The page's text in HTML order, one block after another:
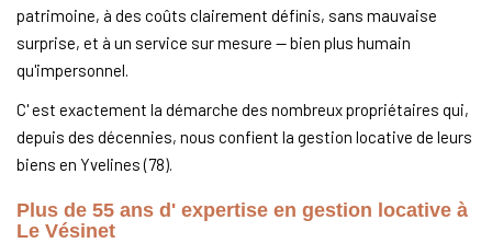
patrimoine, à des coûts clairement définis, sans mauvaise
surprise, et à un service sur mesure — bien plus humain
qu'impersonnel.
C' est exactement la démarche des nombreux propriétaires qui,
depuis des décennies, nous confient la gestion locative de leurs
biens en Yvelines (78).
Plus de 55 ans d' expertise en gestion locative à
Le Vésinet